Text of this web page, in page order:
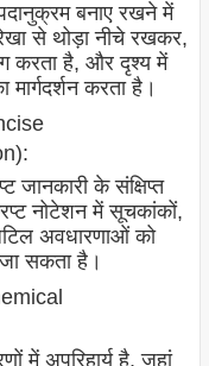
बनाए रखने में
से थोड़ा नीचे रखकर,
करता है, और दृश्य में
करता है।
जानकारी के संक्षिप्त
नोटेशन में सूचकांकों,
अवधारणाओं को
सकता है।
में अपरिहार्य है, जहां